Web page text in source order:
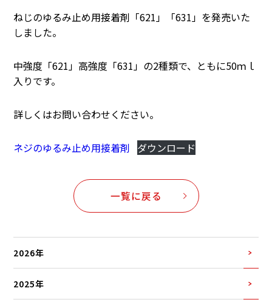
ねじのゆるみ止め用接着剤「621」「631」を発売いた
しました。
中強度「621」高強度「631」の2種類で、ともに50ｍｌ
入りです。
詳しくはお問い合わせください。
ネジのゆるみ止め用接着剤 ダウンロード
一覧に戻る
2026年
2025年